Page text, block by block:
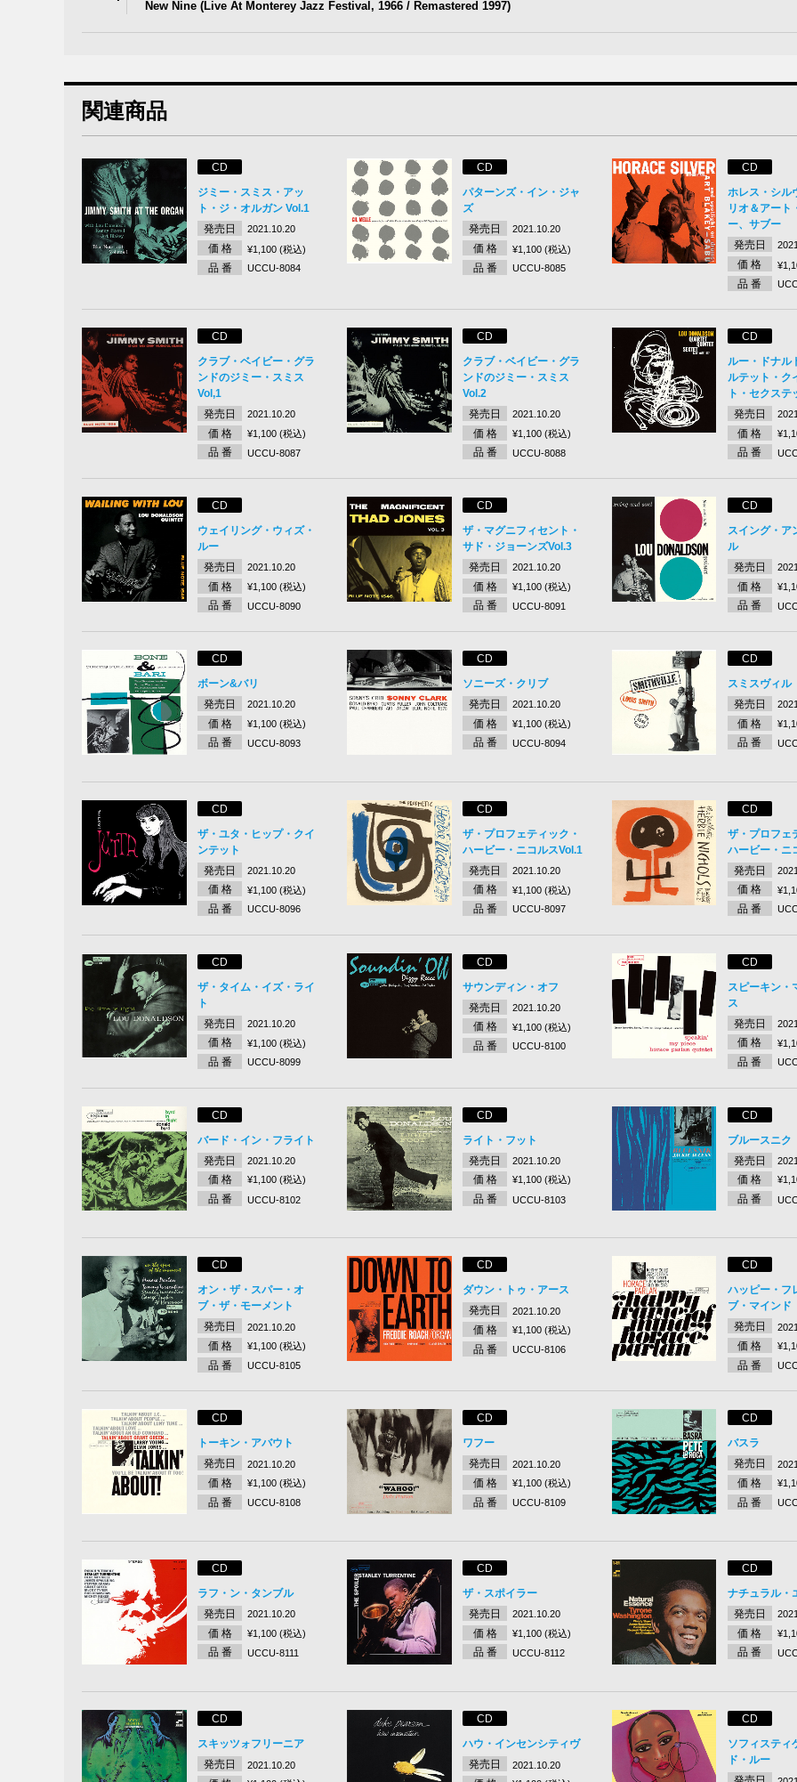
New Nine (Live At Monterey Jazz Festival, 1966 / Remastered 1997)
関連商品
CD
ジミー・スミス・アッ
ト・ジ・オルガン Vol.1
発売日
2021.10.20
価 格 ¥1,100 (税込)
品 番 UCCU-8084
CD
パターンズ・イン・ジャ
ズ
発売日
2021.10.20
価 格 ¥1,100 (税込)
品 番 UCCU-8085
CD
ホレス・シル
リオ＆アート
ー、サブー
発売日
価 格
品 番
CD
クラブ・ベイビー・グラ
ンドのジミー・スミス
Vol,1
発売日
2021.10.20
価 格 ¥1,100 (税込)
品 番 UCCU-8087
CD
クラブ・ベイビー・グラ
ンドのジミー・スミス
Vol.2
発売日
2021.10.20
価 格 ¥1,100 (税込)
品 番 UCCU-8088
CD
ルー・ドナル
ルテット・ク
ト・セクステ
発売日
価 格
品 番
CD
ウェイリング・ウィズ・
ルー
発売日
2021.10.20
価 格 ¥1,100 (税込)
品 番 UCCU-8090
CD
ザ・マグニフィセント・
サド・ジョーンズVol.3
発売日
2021.10.20
価 格 ¥1,100 (税込)
品 番 UCCU-8091
CD
スイング・ア
ル
発売日
価 格
品 番
CD
ボーン&バリ
発売日
2021.10.20
価 格 ¥1,100 (税込)
品 番 UCCU-8093
CD
ソニーズ・クリブ
発売日
2021.10.20
価 格 ¥1,100 (税込)
品 番 UCCU-8094
CD
スミスヴィル
発売日
価 格
品 番
CD
ザ・ユタ・ヒップ・クイ
ンテット
発売日
2021.10.20
価 格 ¥1,100 (税込)
品 番 UCCU-8096
CD
ザ・プロフェティック・
ハービー・ニコルスVol.1
発売日
2021.10.20
価 格 ¥1,100 (税込)
品 番 UCCU-8097
CD
ザ・プロフェ
ハービー・ニ
発売日
価 格
品 番
CD
ザ・タイム・イズ・ライ
ト
発売日
2021.10.20
価 格 ¥1,100 (税込)
品 番 UCCU-8099
CD
サウンディン・オフ
発売日
2021.10.20
価 格 ¥1,100 (税込)
品 番 UCCU-8100
CD
スピーキン・
ス
発売日
価 格
品 番
CD
バード・イン・フライト
発売日
2021.10.20
価 格 ¥1,100 (税込)
品 番 UCCU-8102
CD
ライト・フット
発売日
2021.10.20
価 格 ¥1,100 (税込)
品 番 UCCU-8103
CD
ブルースニク
発売日
価 格
品 番
CD
オン・ザ・スパー・オ
ブ・ザ・モーメント
発売日
2021.10.20
価 格 ¥1,100 (税込)
品 番 UCCU-8105
CD
ダウン・トゥ・アース
発売日
2021.10.20
価 格 ¥1,100 (税込)
品 番 UCCU-8106
CD
ハッピー・フ
ブ・マインド
発売日
価 格
品 番
CD
トーキン・アバウト
発売日
2021.10.20
価 格 ¥1,100 (税込)
品 番 UCCU-8108
CD
ワフー
発売日
2021.10.20
価 格 ¥1,100 (税込)
品 番 UCCU-8109
CD
バスラ
発売日
価 格
品 番
CD
ラフ・ン・タンブル
発売日
2021.10.20
価 格 ¥1,100 (税込)
品 番 UCCU-8111
CD
ザ・スポイラー
発売日
2021.10.20
価 格 ¥1,100 (税込)
品 番 UCCU-8112
CD
ナチュラル・
発売日
価 格
品 番
CD
スキッツォフリーニア
発売日
2021.10.20
CD
ハウ・インセンシティヴ
発売日
2021.10.20
CD
ソフィスティ
ド・ルー